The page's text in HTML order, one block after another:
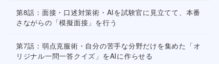
第8話：面接・口述対策術・AIを試験官に見立てて、本番
さながらの「模擬面接」を行う
第7話：弱点克服術・自分の苦手な分野だけを集めた「オ
リジナル一問一答クイズ」をAIに作らせる